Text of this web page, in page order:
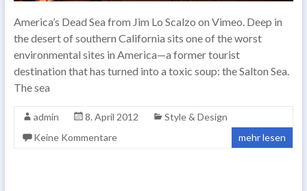
America’s Dead Sea from Jim Lo Scalzo on Vimeo. Deep in
the desert of southern California sits one of the worst
environmental sites in America—a former tourist
destination that has turned into a toxic soup: the Salton Sea.
The sea
admin 8. April 2012
Style & Design
Keine Kommentare
mehr lesen